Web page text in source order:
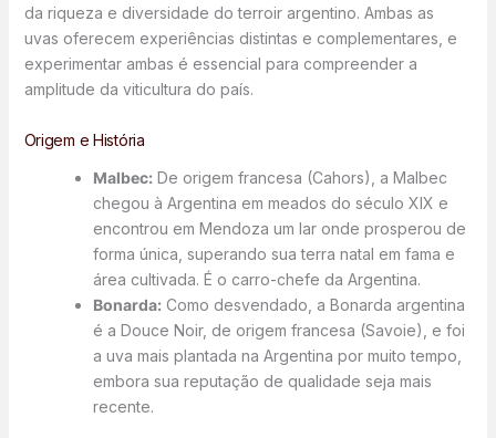
da riqueza e diversidade do terroir argentino. Ambas as
uvas oferecem experiências distintas e complementares, e
experimentar ambas é essencial para compreender a
amplitude da viticultura do país.
Origem e História
Malbec:De origem francesa (Cahors), a Malbec
chegou à Argentina em meados do século XIX e
encontrou em Mendoza um lar onde prosperou de
forma única, superando sua terra natal em fama e
área cultivada. É o carro-chefe da Argentina.
Bonarda:Como desvendado, a Bonarda argentina
é a Douce Noir, de origem francesa (Savoie), e foi
a uva mais plantada na Argentina por muito tempo,
embora sua reputação de qualidade seja mais
recente.